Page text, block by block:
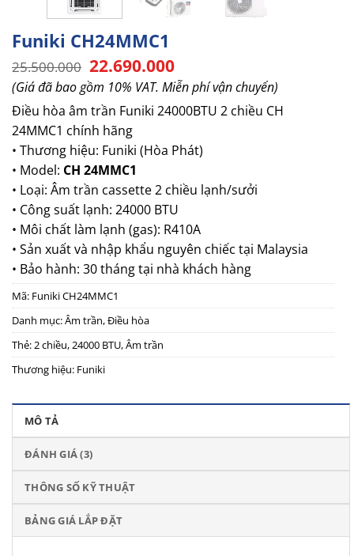
Funiki CH24MMC1
25.500.000 Giá
gốc
là:
25.500.000.
22.690.000Giá
hiện
tại
là:
(Giá đã bao gồm 10% VAT. Miễn phí vận chuyển)
Điều hòa âm trần Funiki 24000BTU 2 chiều CH
24MMC1 chính hãng
• Thương hiệu: Funiki (Hòa Phát)
• Model: CH 24MMC1
• Loại: Âm trần cassette 2 chiều lạnh/sưởi
• Công suất lạnh: 24000 BTU
• Môi chất làm lạnh (gas): R410A
• Sản xuất và nhập khẩu nguyên chiếc tại Malaysia
• Bảo hành: 30 tháng tại nhà khách hàng
Mã: Funiki CH24MMC1
Danh mục:Âm trần,Điều hòa
Thẻ:2 chiều,24000 BTU,Âm trần
Thương hiệu: Funiki
MÔ TẢ
ĐÁNH GIÁ (3)
THÔNG SỐ KỸ THUẬT
BẢNG GIÁ LẮP ĐẶT